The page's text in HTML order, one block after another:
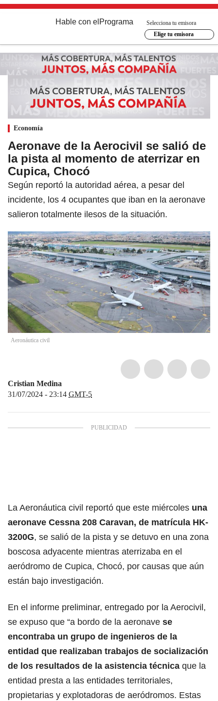
Hable con el Programa
Selecciona tu emisora
Elige tu emisora
Economía
Aeronave de la Aerocivil se salió de
la pista al momento de aterrizar en
Cupica, Chocó
Según reportó la autoridad aérea, a pesar del
incidente, los 4 ocupantes que iban en la aeronave
salieron totalmente ilesos de la situación.
Aeronáutica civil
Cristian Medina
31/07/2024 - 23:14 GMT-5
La Aeronáutica civil reportó que este miércoles una
aeronave Cessna 208 Caravan, de matrícula HK-
3200G, se salió de la pista y se detuvo en una zona
boscosa adyacente mientras aterrizaba en el
aeródromo de Cupica, Chocó, por causas que aún
están bajo investigación.
En el informe preliminar, entregado por la Aerocivil,
se expuso que “a bordo de la aeronave se
encontraba un grupo de ingenieros de la
entidad que realizaban trabajos de socialización
de los resultados de la asistencia técnica que la
entidad presta a las entidades territoriales,
propietarias y explotadoras de aeródromos. Estas